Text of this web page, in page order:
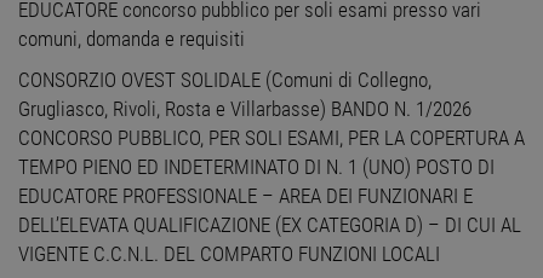
EDUCATORE concorso pubblico per soli esami presso vari
comuni, domanda e requisiti
CONSORZIO OVEST SOLIDALE (Comuni di Collegno,
Grugliasco, Rivoli, Rosta e Villarbasse) BANDO N. 1/2026
CONCORSO PUBBLICO, PER SOLI ESAMI, PER LA COPERTURA A
TEMPO PIENO ED INDETERMINATO DI N. 1 (UNO) POSTO DI
EDUCATORE PROFESSIONALE – AREA DEI FUNZIONARI E
DELL’ELEVATA QUALIFICAZIONE (EX CATEGORIA D) – DI CUI AL
VIGENTE C.C.N.L. DEL COMPARTO FUNZIONI LOCALI